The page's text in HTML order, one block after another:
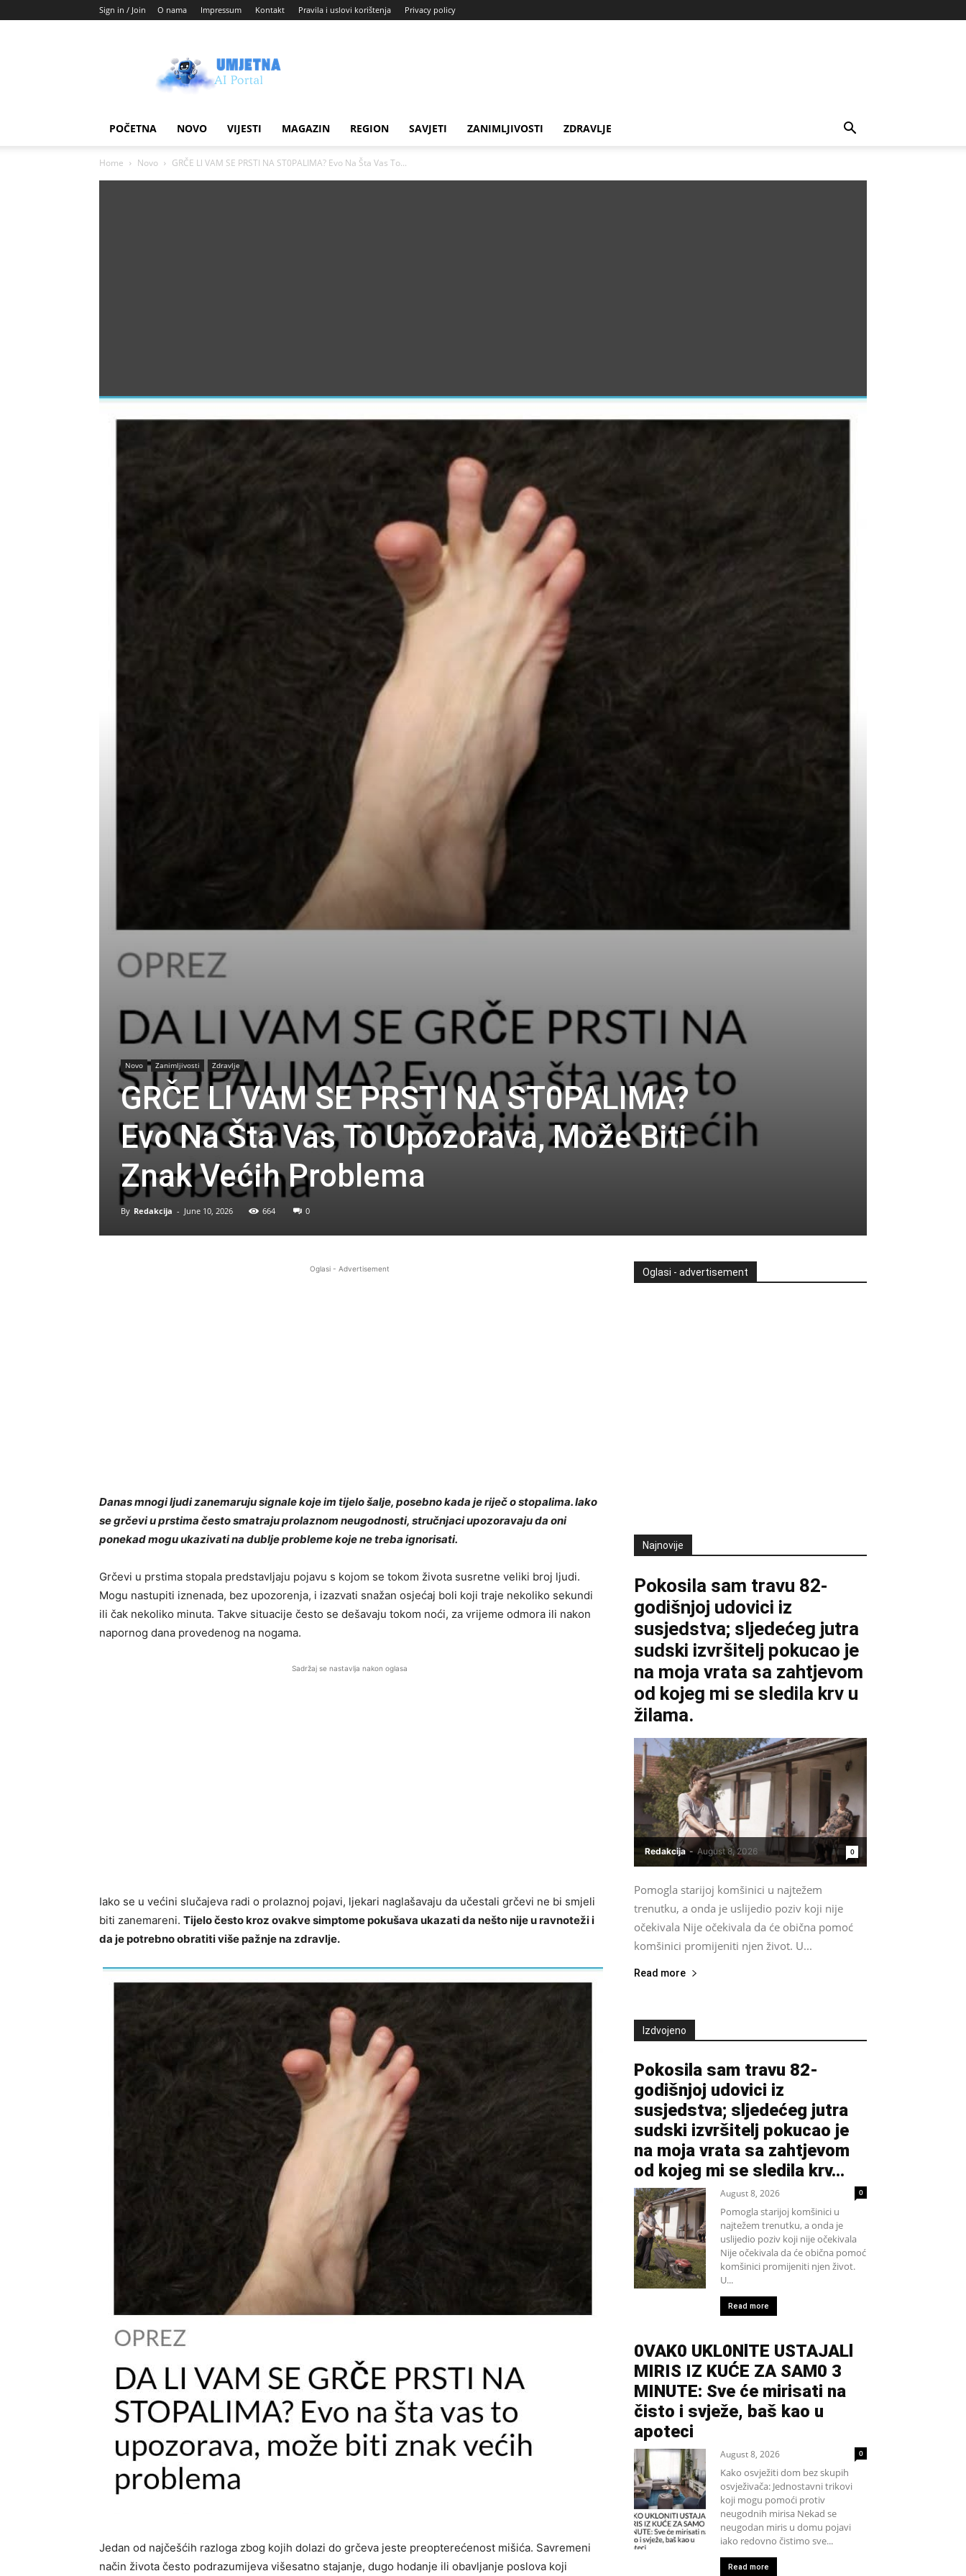
Sign in / Join O nama Impressum Kontakt Pravila i uslovi korištenja Privacy policy
AI
blog
POČETNA NOVO VIJESTI MAGAZIN REGION SAVJETI ZANIMLJIVOSTI ZDRAVLJE
Home Novo GRČE Ll VAM SE PRSTI NA ST0PALIMA? Evo Na Šta Vas To...
Novo Zanimljivosti Zdravlje
GRČE Ll VAM SE PRSTI NA ST0PALIMA?
Evo Na Šta Vas To Upozorava, Može Biti
Znak Većih Problema
By Redakcija - June 10, 2026 664 0
Oglasi - Advertisement
Danas mnogi ljudi zanemaruju signale koje im tijelo šalje, posebno kada je riječ o stopalima. Iako
se grčevi u prstima često smatraju prolaznom neugodnosti, stručnjaci upozoravaju da oni
ponekad mogu ukazivati na dublje probleme koje ne treba ignorisati.
Grčevi u prstima stopala predstavljaju pojavu s kojom se tokom života susretne veliki broj ljudi.
Mogu nastupiti iznenada, bez upozorenja, i izazvati snažan osjećaj boli koji traje nekoliko sekundi
ili čak nekoliko minuta. Takve situacije često se dešavaju tokom noći, za vrijeme odmora ili nakon
napornog dana provedenog na nogama.
Sadržaj se nastavlja nakon oglasa
Iako se u većini slučajeva radi o prolaznoj pojavi, ljekari naglašavaju da učestali grčevi ne bi smjeli
biti zanemareni. Tijelo često kroz ovakve simptome pokušava ukazati da nešto nije u ravnoteži i
da je potrebno obratiti više pažnje na zdravlje.
Jedan od najčešćih razloga zbog kojih dolazi do grčeva jeste preopterećenost mišića. Savremeni
način života često podrazumijeva višesatno stajanje, dugo hodanje ili obavljanje poslova koji
Oglasi - advertisement
Najnovije
Pokosila sam travu 82-
godišnjoj udovici iz
susjedstva; sljedećeg jutra
sudski izvršitelj pokucao je
na moja vrata sa zahtjevom
od kojeg mi se sledila krv u
žilama.
Redakcija - August 8, 2026 0
Pomogla starijoj komšinici u najtežem
trenutku, a onda je uslijedio poziv koji nije
očekivala Nije očekivala da će obična pomoć
komšinici promijeniti njen život. U...
Read more
Izdvojeno
Pokosila sam travu 82-
godišnjoj udovici iz
susjedstva; sljedećeg jutra
sudski izvršitelj pokucao je
na moja vrata sa zahtjevom
od kojeg mi se sledila krv...
August 8, 2026 0
Pomogla starijoj komšinici u
najtežem trenutku, a onda je
uslijedio poziv koji nije očekivala
Nije očekivala da će obična pomoć
komšinici promijeniti njen život.
U...
Read more
0VAK0 UKL0NlTE USTAJALl
MIRIS IZ KUĆE ZA SAM0 3
MINUTE: Sve će mirisati na
čisto i svježe, baš kao u
apoteci
August 8, 2026 0
Kako osvježiti dom bez skupih
osvježivača: Jednostavni trikovi
koji mogu pomoći protiv
neugodnih mirisa Nekad se
neugodan miris u domu pojavi
iako redovno čistimo sve...
Read more